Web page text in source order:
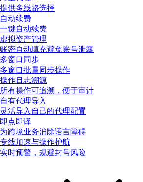
提供多线路选择
自动续费
一键自动续费
虚拟资产管理
账密自动填充避免账号泄露
多窗口同步
多窗口批量同步操作
操作日志溯源
所有操作可追溯，便于审计
自有代理导入
灵活导入自己的代理配置
即点即译
为跨境业务消除语言障碍
专线加速与操作护航
实时预警，规避封号风险